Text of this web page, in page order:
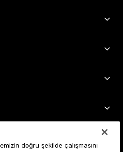
başlayın
doğru şekilde çalışmasını